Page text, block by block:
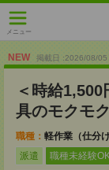
メニュー
NEW 掲載日 :2026/08/05
＜時給
具のモクモ
職種： 軽作業（仕分
派遣
職種未経験